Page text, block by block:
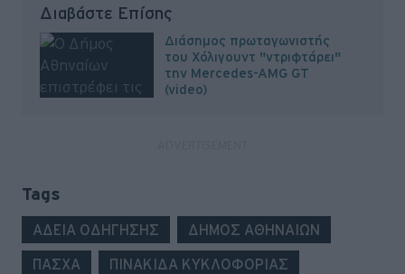
Διαβάστε Επίσης
Διάσημος πρωταγωνιστής
του Χόλιγουντ "ντριφτάρει"
την Mercedes-AMG GT
(video)
Tags
ΑΔΕΙΑ ΟΔΗΓΗΣΗΣ ΔΗΜΟΣ ΑΘΗΝΑΙΩΝ
ΠΑΣΧΑ ΠΙΝΑΚΙΔΑ ΚΥΚΛΟΦΟΡΙΑΣ